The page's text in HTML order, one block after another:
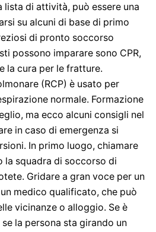
lista di attività, può essere una
su alcuni di base di primo
di pronto soccorso
possono imparare sono CPR,
la cura per le fratture.
(RCP) è usato per
normale. Formazione
ma ecco alcuni consigli nel
in caso di emergenza si
In primo luogo, chiamare
la squadra di soccorso di
Gridare a gran voce per un
medico qualificato, che può
vicinanze o alloggio. Se è
la persona sta girando un